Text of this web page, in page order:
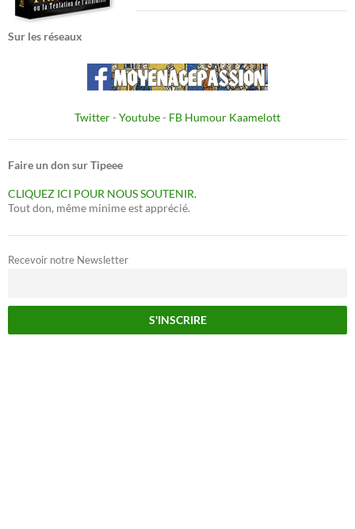
Sur les réseaux
Twitter- Youtube- FB Humour Kaamelott
Faire un don sur Tipeee
CLIQUEZ ICI POUR NOUS SOUTENIR.
Tout don, même minime est apprécié.
Recevoir notre Newsletter